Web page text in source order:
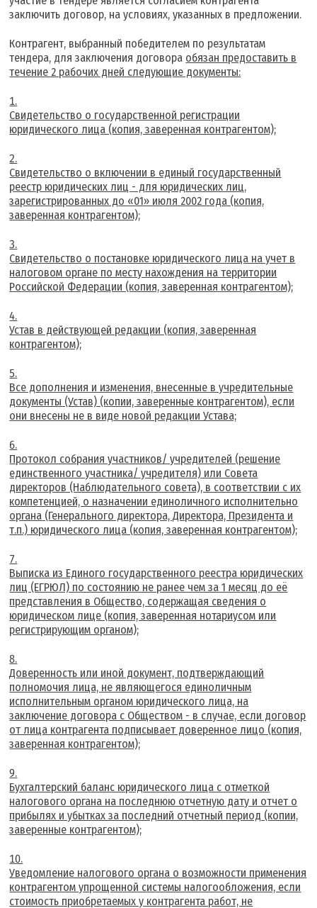
заключить договор, на условиях, указанных в предложении.
Контрагент, выбранный победителем по результатам
тендера, для заключения договора обязан предоставить в
течение 2 рабочих дней следующие документы:
Свидетельство о государственной регистрации
юридического лица (копия, заверенная контрагентом);
Свидетельство о включении в единый государственный
реестр юридических лиц - для юридических лиц,
зарегистрированных до «01» июля 2002 года (копия,
заверенная контрагентом);
Свидетельство о постановке юридического лица на учет в
налоговом органе по месту нахождения на территории
Российской Федерации (копия, заверенная контрагентом);
Устав в действующей редакции (копия, заверенная
контрагентом);
Все дополнения и изменения, внесенные в учредительные
документы (Устав) (копии, заверенные контрагентом), если
они внесены не в виде новой редакции Устава;
Протокол собрания участников/ учредителей (решение
единственного участника/ учредителя) или Совета
директоров (Наблюдательного совета), в соответствии с их
компетенцией, о назначении единоличного исполнительно
органа (Генерального директора, Директора, Президента и
т.п.) юридического лица (копия, заверенная контрагентом);
Выписка из Единого государственного реестра юридических
лиц (ЕГРЮЛ) по состоянию не ранее чем за 1 месяц до её
представления в Общество, содержащая сведения о
юридическом лице (копия, заверенная нотариусом или
регистрирующим органом);
Доверенность или иной документ, подтверждающий
полномочия лица, не являющегося единоличным
исполнительным органом юридического лица, на
заключение договора с Обществом - в случае, если договор
от лица контрагента подписывает доверенное лицо (копия,
заверенная контрагентом);
Бухгалтерский баланс юридического лица с отметкой
налогового органа на последнюю отчетную дату и отчет о
прибылях и убытках за последний отчетный период (копии,
заверенные контрагентом);
Уведомление налогового органа о возможности применения
контрагентом упрощенной системы налогообложения, если
стоимость приобретаемых у контрагента работ, не